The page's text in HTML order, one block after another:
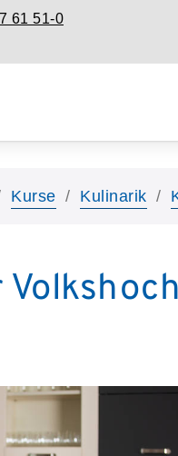
61 51-0
Kurse Kulinarik